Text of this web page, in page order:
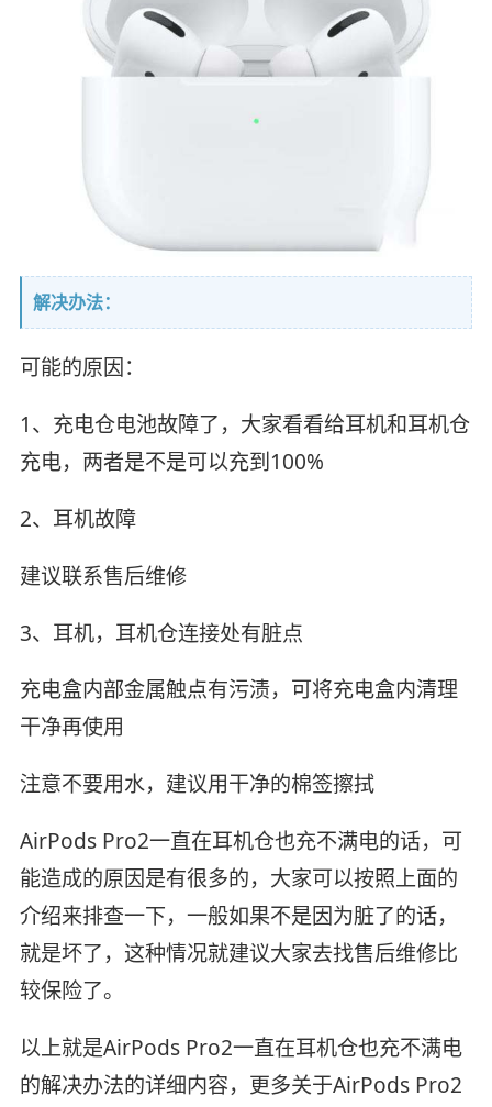
解决办法：
可能的原因：
1、充电仓电池故障了，大家看看给耳机和耳机仓
充电，两者是不是可以充到100%
2、耳机故障
建议联系售后维修
3、耳机，耳机仓连接处有脏点
充电盒内部金属触点有污渍，可将充电盒内清理
干净再使用
注意不要用水，建议用干净的棉签擦拭
AirPods Pro2一直在耳机仓也充不满电的话，可
能造成的原因是有很多的，大家可以按照上面的
介绍来排查一下，一般如果不是因为脏了的话，
就是坏了，这种情况就建议大家去找售后维修比
较保险了。
以上就是AirPods Pro2一直在耳机仓也充不满电
的解决办法的详细内容，更多关于AirPods Pro2